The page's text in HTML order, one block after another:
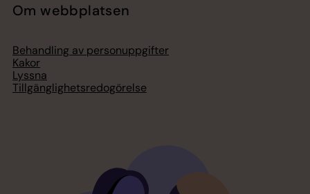
Om webbplatsen
Behandling av personuppgifter
Kakor
Lyssna
Tillgänglighetsredogörelse